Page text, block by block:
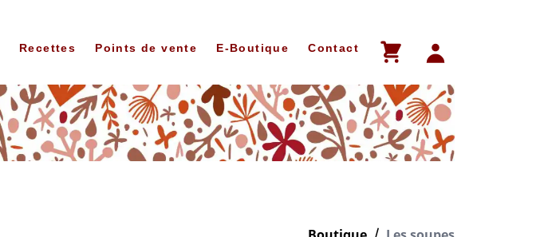
Recettes Points de vente E-Boutique Contact